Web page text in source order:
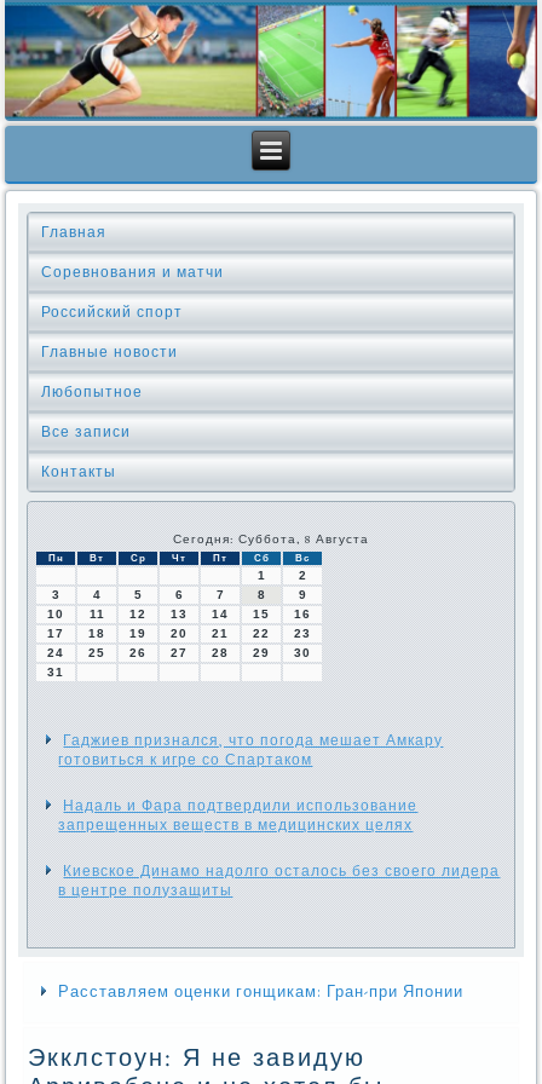
Главная
Соревнования и матчи
Российский спорт
Главные новости
Любопытное
Все записи
Контакты
Сегодня: Суббота, 8 Августа
Пн Вт Ср Чт Пт Сб Вс
1
2
3
4 5 6 7 8
9
10
11 12 13 14 15
16
17
18 19 20 21 22
23
24
25 26 27 28 29
30
31
Гаджиев признался, что погода мешает Амкару
готовиться к игре со Спартаком
Надаль и Фара подтвердили использование
запрещенных веществ в медицинских целях
Киевское Динамо надолго осталось без своего лидера
в центре полузащиты
Расставляем оценки гонщикам: Гран-при Японии
Экклстоун: Я не завидую